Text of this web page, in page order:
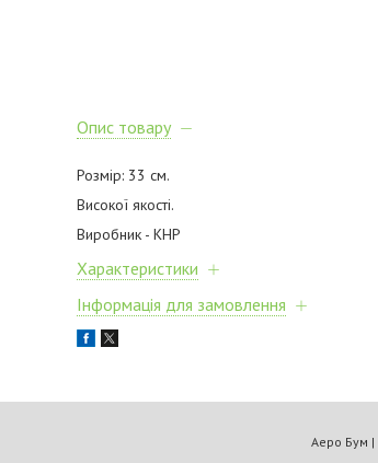
Опис товару
Розмір: 33 см.
Високої якості.
Виробник - КНР
Характеристики
Інформація для замовлення
Аеро Бум |